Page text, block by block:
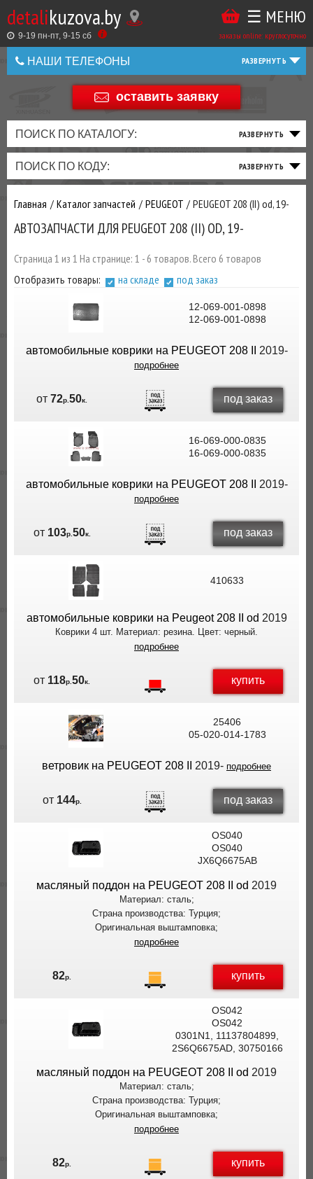
detalikuzova.by
9-19 пн-пт, 9-15 cб заказы online: круглосуточно
☰ МЕНЮ
НАШИ ТЕЛЕФОНЫ
+375 44 586 05 44
оставить заявку
ПОИСК ПО КАТАЛОГУ:
ПОИСК ПО КОДУ:
Главная Каталог запчастей PEUGEOT PEUGEOT 208 (II) od, 19-
АВТОЗАПЧАСТИ ДЛЯ PEUGEOT 208 (II) OD, 19-
Страница 1 из 1 На странице: 1 - 6 товаров. Всего 6 товаров
Отобразить товары:
на складе под заказ
12-069-001-0898
12-069-001-0898
автомобильные коврики на PEUGEOT 208 II 2019-
подробнее
от72р.50к. под заказ
16-069-000-0835
16-069-000-0835
автомобильные коврики на PEUGEOT 208 II 2019-
подробнее
от 103р. 50к. под заказ
410633
автомобильные коврики на Peugeot 208 II od 2019
Коврики 4 шт. Материал: резина. Цвет: черный.
подробнее
от 118р.50к. купить
25406
05-020-014-1783
ветровик на PEUGEOT 208 II 2019- подробнее
от 144р. под заказ
OS040
OS040
JX6Q6675AB
масляный поддон на PEUGEOT 208 II od 2019
Материал: сталь;
Страна производства: Турция;
Оригинальная выштамповка;
подробнее
82р. купить
OS042
OS042
0301N1, 11137804899,
2S6Q6675AD, 30750166
масляный поддон на PEUGEOT 208 II od 2019
Материал: сталь;
Страна производства: Турция;
Оригинальная выштамповка;
подробнее
82р. купить
Купить
в
1
Беларусь
+375
+375
ТАКЖЕ
ВЫ
МОЖЕТЕ
У
ЗАКАЗАТЬ
ТО
ФИЛЬТРА
ТОРМОЗНАЯ
СИСТЕМА
ПОДВЕСКА
РУЛЕВОЕ
ТРАНСМИССИЯ
ПРИВОД
ДВИГАТЕЛЬ
ВЫХЛОП
ЭЛЕКТРИКА
ОСВЕЩЕНИЕ
РАСХОДНИКИ,
ЗАПЧАСТИ К
ЗАКАЗУ ЧЕРЕЗ